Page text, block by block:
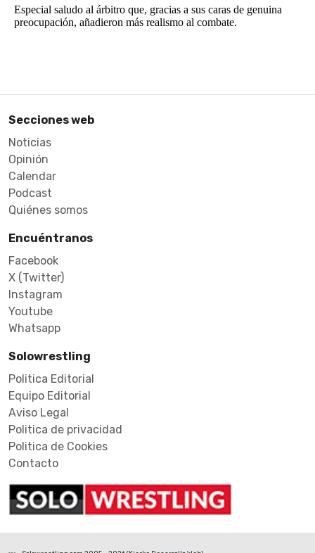
Secciones web
Noticias
Opinión
Calendar
Podcast
Quiénes somos
Encuéntranos
Facebook
X (Twitter)
Instagram
Youtube
Whatsapp
Solowrestling
Politica Editorial
Equipo Editorial
Aviso Legal
Politica de privacidad
Politica de Cookies
Contacto